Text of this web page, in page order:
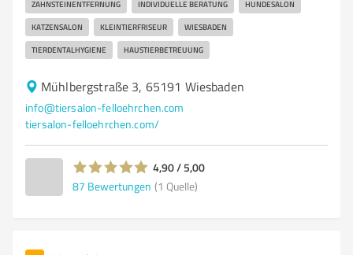
ZAHNSTEINENTFERNUNG INDIVIDUELLE BERATUNG HUNDESALON
KATZENSALON KLEINTIERFRISEUR WIESBADEN
TIERDENTALHYGIENE HAUSTIERBETREUUNG
Mühlbergstraße 3, 65191 Wiesbaden
info@tiersalon-felloehrchen.com
tiersalon-felloehrchen.com/
4,90 / 5,00
87 Bewertungen (1 Quelle)